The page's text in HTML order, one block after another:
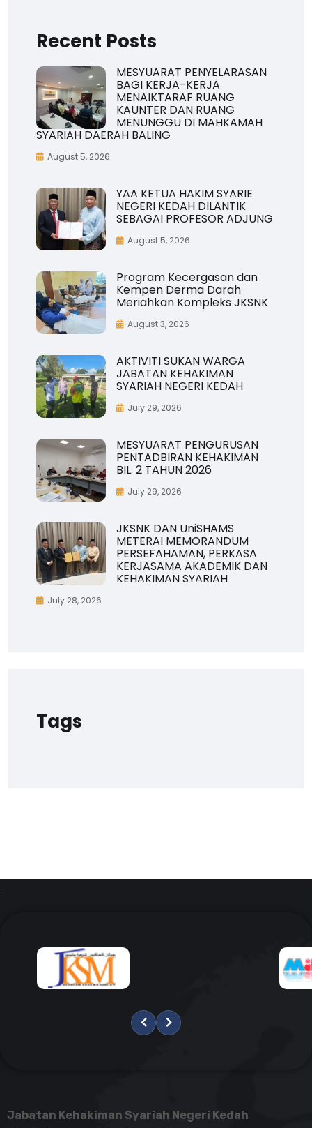
Recent Posts
MESYUARAT PENYELARASAN
BAGI KERJA-KERJA
MENAIKTARAF RUANG
KAUNTER DAN RUANG
MENUNGGU DI MAHKAMAH
SYARIAH DAERAH BALING
August 5, 2026
YAA KETUA HAKIM SYARIE
NEGERI KEDAH DILANTIK
SEBAGAI PROFESOR ADJUNG
August 5, 2026
Program Kecergasan dan
Kempen Derma Darah
Meriahkan Kompleks JKSNK
August 3, 2026
AKTIVITI SUKAN WARGA
JABATAN KEHAKIMAN
SYARIAH NEGERI KEDAH
July 29, 2026
MESYUARAT PENGURUSAN
PENTADBIRAN KEHAKIMAN
BIL. 2 TAHUN 2026
July 29, 2026
JKSNK DAN UniSHAMS
METERAI MEMORANDUM
PERSEFAHAMAN, PERKASA
KERJASAMA AKADEMIK DAN
KEHAKIMAN SYARIAH
July 28, 2026
Tags
Jabatan Kehakiman Syariah Negeri Kedah
.